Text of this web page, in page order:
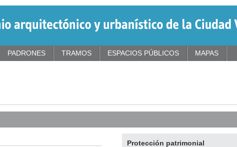
Protección patrimonial
PADRONES TRAMOS ESPACIOS PÚBLICOS MAPAS